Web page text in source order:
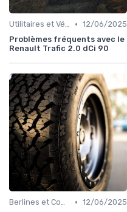
Utilitaires et Véhicules Spéciaux • 12/06/2025
Problèmes fréquents avec le
Renault Trafic 2.0 dCi 90
Berlines et Compactes • 12/06/2025